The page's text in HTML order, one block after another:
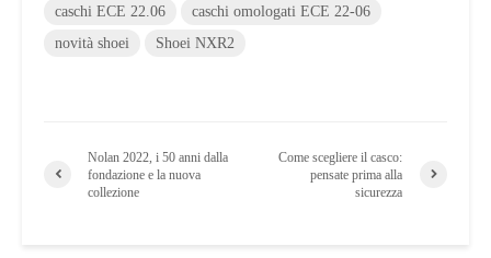
caschi ECE 22.06
caschi omologati ECE 22-06
novità shoei
Shoei NXR2
Nolan 2022, i 50 anni dalla
fondazione e la nuova
collezione
Come scegliere il casco:
pensate prima alla
sicurezza